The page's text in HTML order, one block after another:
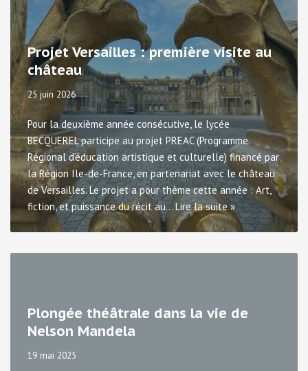
Projet Versailles : première visite au
château
25 juin 2026
Pour la deuxième année consécutive, le lycée
BECQUEREL participe au projet PREAC (Programme
Régional d’éducation artistique et culturelle) financé par
la Région Ile-de-France, en partenariat avec le château
de Versailles. Le projet a pour thème cette année : Art,
fiction, et puissance du récit au…Lire la suite »
Plongée théâtrale dans la vie de
Nelson Mandela
19 mai 2025